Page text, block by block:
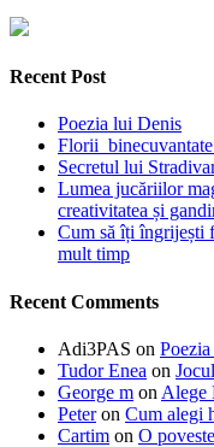
Recent Post
Poezia lui Denis
Florii
Secretul lui
Lumea jucăriilor
creativitatea și
Cum să îți îngrijești
mult timp
Recent Comments
Adi3PAS on
Tudor Enea on
George m on Alege
Peteron Cum alegi
Cartim on O